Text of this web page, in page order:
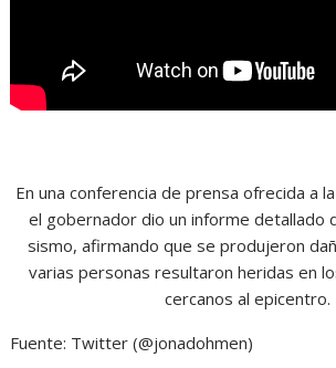
En una conferencia de prensa ofrecida a
el gobernador dio un informe detallado
sismo, afirmando que se produjeron
varias personas resultaron heridas en
cercanos al epicentro.
Fuente: Twitter (@jonadohmen)